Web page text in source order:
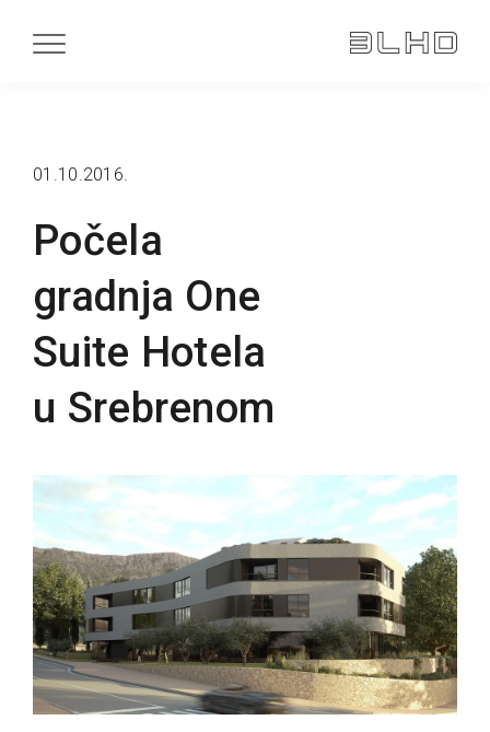
Počela
gradnja One
Suite Hotela
u Srebrenom
01.10.2016.